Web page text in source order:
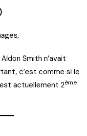
Smith n’avait
c’est comme si le
est actuellement 2ème